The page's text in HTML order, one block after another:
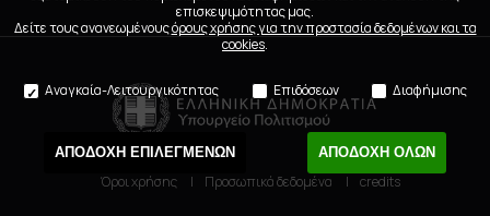
Όροι χρήσης Προσωπικά δεδομένα credits
επισκεψιμότητας μας.
Δείτε τους ανανεωμένουςόρους χρήσης για την προστασία δεδομένων και τα
cookies.
Αναγκαία-Λειτουργικότητας Επιδόσεων Διαφήμισης
ΑΠΟΔΟΧΗ ΕΠΙΛΕΓΜΕΝΩΝ ΑΠΟΔΟΧΗ ΟΛΩΝ